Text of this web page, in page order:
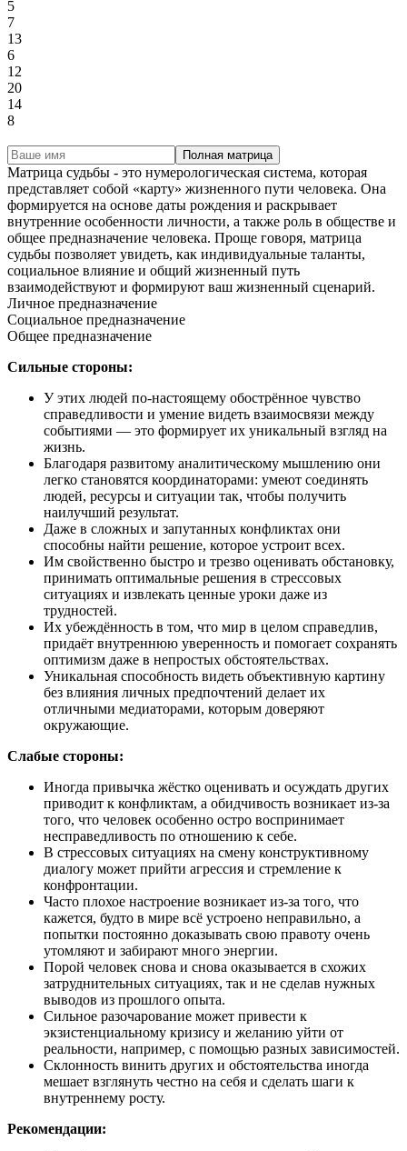
5
7
13
6
12
20
14
8
Полная матрица
Матрица судьбы - это нумерологическая система, которая
представляет собой «карту» жизненного пути человека. Она
формируется на основе даты рождения и раскрывает
внутренние особенности личности, а также роль в обществе и
общее предназначение человека. Проще говоря, матрица
судьбы позволяет увидеть, как индивидуальные таланты,
социальное влияние и общий жизненный путь
взаимодействуют и формируют ваш жизненный сценарий.
Личное предназначение
Социальное предназначение
Общее предназначение
Сильные стороны:
У этих людей по-настоящему обострённое чувство
справедливости и умение видеть взаимосвязи между
событиями — это формирует их уникальный взгляд на
жизнь.
Благодаря развитому аналитическому мышлению они
легко становятся координаторами: умеют соединять
людей, ресурсы и ситуации так, чтобы получить
наилучший результат.
Даже в сложных и запутанных конфликтах они
способны найти решение, которое устроит всех.
Им свойственно быстро и трезво оценивать обстановку,
принимать оптимальные решения в стрессовых
ситуациях и извлекать ценные уроки даже из
трудностей.
Их убеждённость в том, что мир в целом справедлив,
придаёт внутреннюю уверенность и помогает сохранять
оптимизм даже в непростых обстоятельствах.
Уникальная способность видеть объективную картину
без влияния личных предпочтений делает их
отличными медиаторами, которым доверяют
окружающие.
Слабые стороны:
Иногда привычка жёстко оценивать и осуждать других
приводит к конфликтам, а обидчивость возникает из-за
того, что человек особенно остро воспринимает
несправедливость по отношению к себе.
В стрессовых ситуациях на смену конструктивному
диалогу может прийти агрессия и стремление к
конфронтации.
Часто плохое настроение возникает из-за того, что
кажется, будто в мире всё устроено неправильно, а
попытки постоянно доказывать свою правоту очень
утомляют и забирают много энергии.
Порой человек снова и снова оказывается в схожих
затруднительных ситуациях, так и не сделав нужных
выводов из прошлого опыта.
Сильное разочарование может привести к
экзистенциальному кризису и желанию уйти от
реальности, например, с помощью разных зависимостей.
Склонность винить других и обстоятельства иногда
мешает взглянуть честно на себя и сделать шаги к
внутреннему росту.
Рекомендации: